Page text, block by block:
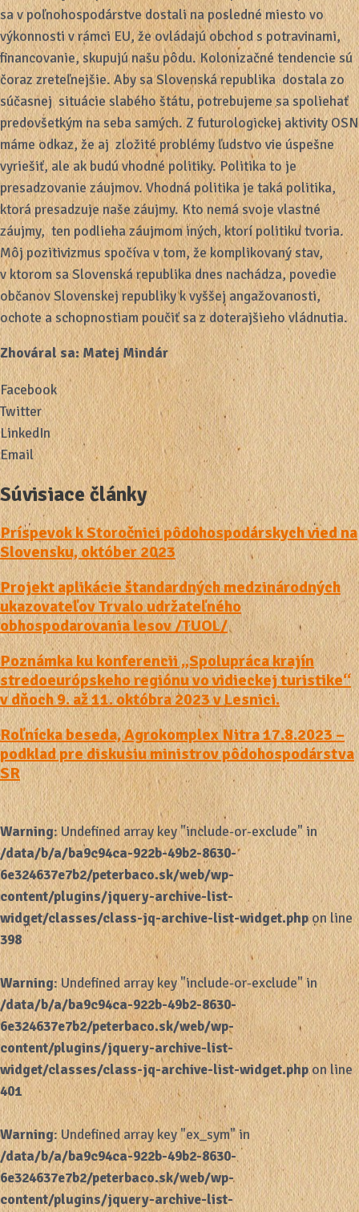
sa v poľnohospodárstve dostali na posledné miesto vo
výkonnosti v rámci EU, že ovládajú obchod s potravinami,
financovanie, skupujú našu pôdu. Kolonizačné tendencie sú
čoraz zreteľnejšie. Aby sa Slovenská republika dostala zo
súčasnej situácie slabého štátu, potrebujeme sa spoliehať
predovšetkým na seba samých. Z futurologickej aktivity OSN
máme odkaz, že aj zložité problémy ľudstvo vie úspešne
vyriešiť, ale ak budú vhodné politiky. Politika to je
presadzovanie záujmov. Vhodná politika je taká politika,
ktorá presadzuje naše záujmy. Kto nemá svoje vlastné
záujmy, ten podlieha záujmom iných, ktorí politiku tvoria.
Môj pozitivizmus spočíva v tom, že komplikovaný stav,
v ktorom sa Slovenská republika dnes nachádza, povedie
občanov Slovenskej republiky k vyššej angažovanosti,
ochote a schopnostiam poučiť sa z doterajšieho vládnutia.
Zhováral sa: Matej Mindár
Facebook
Twitter
LinkedIn
Email
Súvisiace články
Príspevok k Storočnici pôdohospodárskych vied na
Slovensku, október 2023
Projekt aplikácie štandardných medzinárodných
ukazovateľov Trvalo udržateľného
obhospodarovania lesov /TUOL/
Poznámka ku konferencii „Spolupráca krajín
stredoeurópskeho regiónu vo vidieckej turistike“
v dňoch 9. až 11. októbra 2023 v Lesnici.
Roľnícka beseda, Agrokomplex Nitra 17.8.2023 –
podklad pre diskusiu ministrov pôdohospodárstva
SR
Warning: Undefined array key "include-or-exclude" in
/data/b/a/ba9c94ca-922b-49b2-8630-
6e324637e7b2/peterbaco.sk/web/wp-
content/plugins/jquery-archive-list-
widget/classes/class-jq-archive-list-widget.phpon line
398
Warning: Undefined array key "include-or-exclude" in
/data/b/a/ba9c94ca-922b-49b2-8630-
6e324637e7b2/peterbaco.sk/web/wp-
content/plugins/jquery-archive-list-
widget/classes/class-jq-archive-list-widget.phpon line
401
Warning: Undefined array key "ex_sym" in
/data/b/a/ba9c94ca-922b-49b2-8630-
6e324637e7b2/peterbaco.sk/web/wp-
content/plugins/jquery-archive-list-